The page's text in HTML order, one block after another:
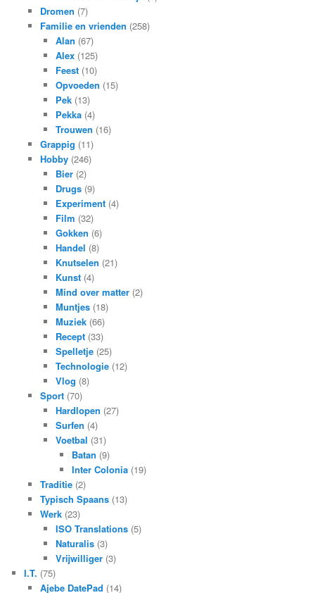
Dromen (7)
Familie en vrienden (258)
Alan (67)
Alex (125)
Feest (10)
Opvoeden (15)
Pek (13)
Pekka (4)
Trouwen (16)
Grappig (11)
Hobby(246)
Bier (2)
Drugs (9)
Experiment (4)
Film (32)
Gokken (6)
Handel (8)
Knutselen (21)
Kunst (4)
Mind over matter (2)
Muntjes (18)
Muziek (66)
Recept (33)
Spelletje (25)
Technologie (12)
Vlog (8)
Sport(70)
Hardlopen (27)
Surfen (4)
Voetbal (31)
Batan (9)
Inter Colonia(19)
Traditie(2)
Typisch Spaans(13)
Werk(23)
ISO Translations (5)
Naturalis (3)
Vrijwilliger (3)
I.T. (75)
Ajebe DatePad (14)